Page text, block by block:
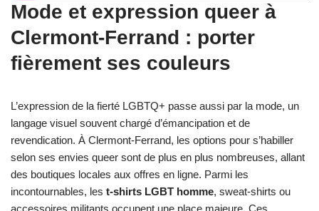
Mode et expression queer à
Clermont-Ferrand : porter
fièrement ses couleurs
L’expression de la fierté LGBTQ+ passe aussi par la mode, un
langage visuel souvent chargé d’émancipation et de
revendication. À Clermont-Ferrand, les options pour s’habiller
selon ses envies queer sont de plus en plus nombreuses, allant
des boutiques locales aux offres en ligne. Parmi les
incontournables, les t-shirts LGBT homme, sweat-shirts ou